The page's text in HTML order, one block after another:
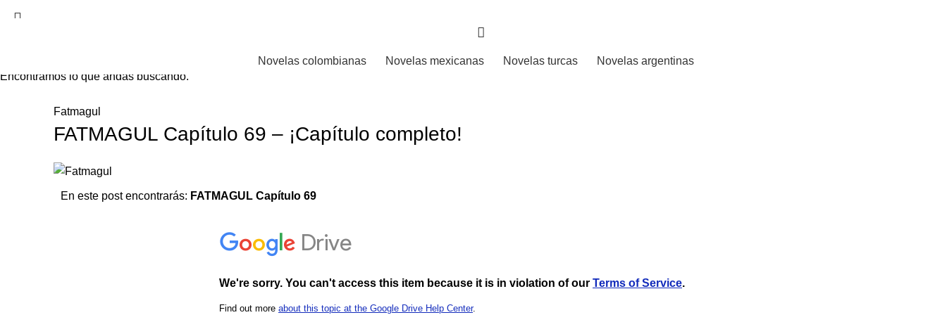
Novelas colombianas Novelas mexicanas Novelas turcas Novelas argentinas
Fatmagul
FATMAGUL Capítulo 69 – ¡Capítulo completo!
En este post encontrarás: FATMAGUL Capítulo 69
Encontramos lo que andas buscando.